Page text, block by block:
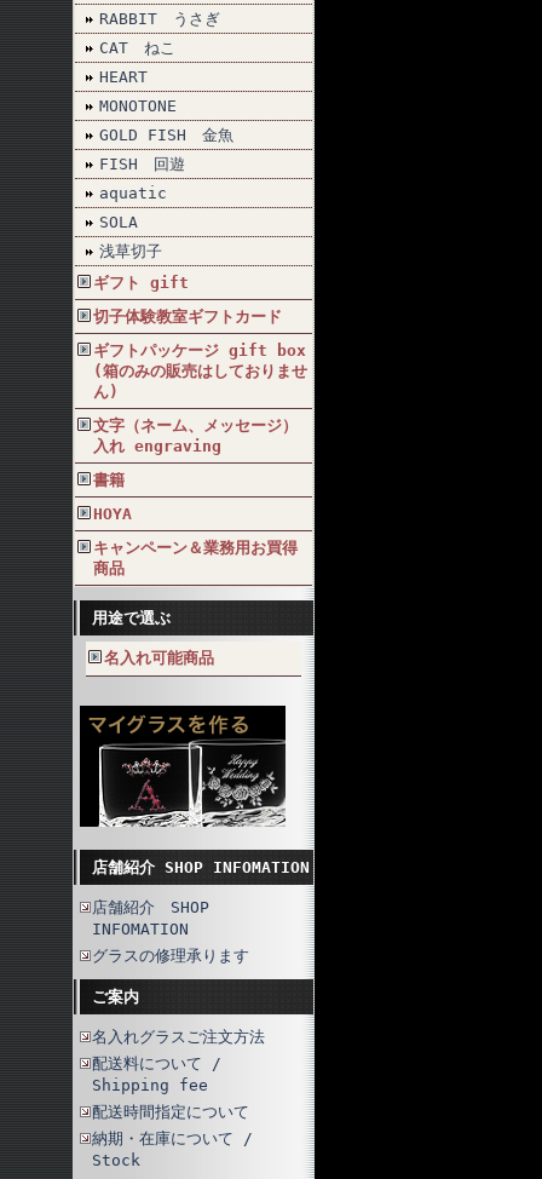
RABBIT うさぎ
CAT ねこ
HEART
MONOTONE
GOLD FISH 金魚
FISH 回遊
aquatic
SOLA
浅草切子
ギフト gift
切子体験教室ギフトカード
ギフトパッケージ gift box
(箱のみの販売はしておりませ
ん)
文字（ネーム、メッセージ）
入れ engraving
書籍
HOYA
キャンペーン＆業務用お買得
商品
用途で選ぶ
名入れ可能商品
店舗紹介 SHOP INFOMATION
店舗紹介 SHOP
INFOMATION
グラスの修理承ります
ご案内
名入れグラスご注文方法
配送料について /
Shipping fee
配送時間指定について
納期・在庫について /
Stock